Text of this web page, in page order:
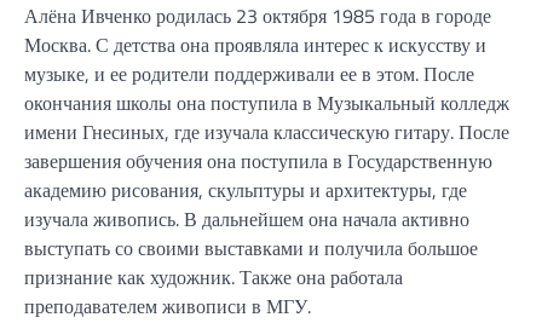
Алёна Ивченко родилась 23 октября 1985 года в городе
Москва. С детства она проявляла интерес к искусству и
музыке, и ее родители поддерживали ее в этом. После
окончания школы она поступила в Музыкальный колледж
имени Гнесиных, где изучала классическую гитару. После
завершения обучения она поступила в Государственную
академию рисования, скульптуры и архитектуры, где
изучала живопись. В дальнейшем она начала активно
выступать со своими выставками и получила большое
признание как художник. Также она работала
преподавателем живописи в МГУ.